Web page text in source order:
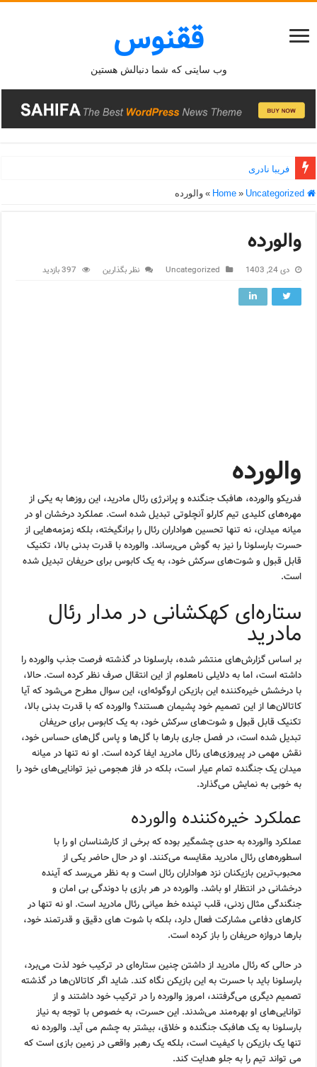
ققنوس
وب سایتی که شما دنبالش هستین
فریبا نادری
» Uncategorized
» والورده
والورده
دی 24, 1403 Uncategorized نظر بگذارین 397 بازدید
والورده
فدریکو والورده، هافبک جنگنده و پرانرژی رئال مادرید، این روزها به یکی از
مهره‌های کلیدی تیم کارلو آنچلوتی تبدیل شده است. عملکرد درخشان او در
میانه میدان، نه تنها تحسین هواداران رئال را برانگیخته، بلکه زمزمه‌هایی از
حسرت بارسلونا را نیز به گوش می‌رساند. والورده با قدرت بدنی بالا، تکنیک
قابل قبول و شوت‌های سرکش خود، به یک کابوس برای حریفان تبدیل شده
است.
ستاره‌ای کهکشانی در مدار رئال
مادرید
بر اساس گزارش‌های منتشر شده، بارسلونا در گذشته فرصت جذب والورده را
داشته است، اما به دلایلی نامعلوم از این انتقال صرف نظر کرده است. حالا،
با درخشش خیره‌کننده این بازیکن اروگوئه‌ای، این سوال مطرح می‌شود که آیا
کاتالان‌ها از این تصمیم خود پشیمان هستند؟ والورده که با قدرت بدنی بالا،
تکنیک قابل قبول و شوت‌های سرکش خود، به یک کابوس برای حریفان
تبدیل شده است، در فصل جاری بارها با گل‌ها و پاس گل‌های حساس خود،
نقش مهمی در پیروزی‌های رئال مادرید ایفا کرده است. او نه تنها در میانه
میدان یک جنگنده تمام عیار است، بلکه در فاز هجومی نیز توانایی‌های خود را
به خوبی به نمایش می‌گذارد.
عملکرد خیره‌کننده والورده
عملکرد والورده به حدی چشمگیر بوده که برخی از کارشناسان او را با
اسطوره‌های رئال مادرید مقایسه می‌کنند. او در حال حاضر یکی از
محبوب‌ترین بازیکنان نزد هواداران رئال است و به نظر می‌رسد که آینده
درخشانی در انتظار او باشد. والورده در هر بازی با دوندگی بی امان و
جنگندگی مثال زدنی، قلب تپنده خط میانی رئال مادرید است. او نه تنها در
کارهای دفاعی مشارکت فعال دارد، بلکه با شوت های دقیق و قدرتمند خود،
بارها دروازه حریفان را باز کرده است.
در حالی که رئال مادرید از داشتن چنین ستاره‌ای در ترکیب خود لذت می‌برد،
بارسلونا باید با حسرت به این بازیکن نگاه کند. شاید اگر کاتالان‌ها در گذشته
تصمیم دیگری می‌گرفتند، امروز والورده را در ترکیب خود داشتند و از
توانایی‌های او بهره‌مند می‌شدند. این حسرت، به خصوص با توجه به نیاز
بارسلونا به یک هافبک جنگنده و خلاق، بیشتر به چشم می آید. والورده نه
تنها یک بازیکن با کیفیت است، بلکه یک رهبر واقعی در زمین بازی است که
می تواند تیم را به جلو هدایت کند.